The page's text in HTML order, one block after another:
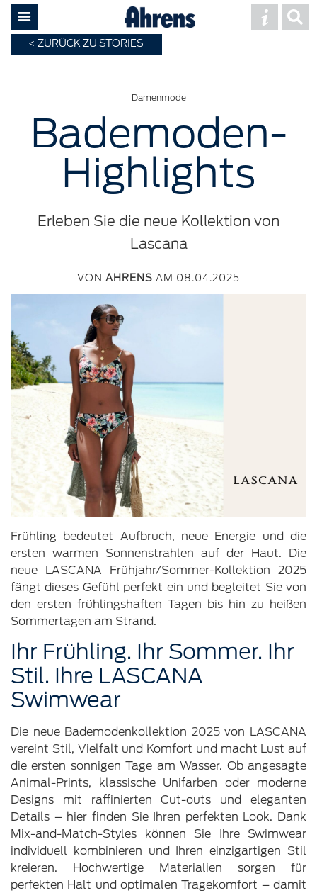
ZURÜCK ZU STORIES
Damenmode
Bademoden-
Highlights
Erleben Sie die neue Kollektion von
Lascana
VONAHRENS AM 08.04.2025
Frühling bedeutet Aufbruch, neue Energie und die
ersten warmen Sonnenstrahlen auf der Haut. Die
neue LASCANA Frühjahr/Sommer-Kollektion 2025
fängt dieses Gefühl perfekt ein und begleitet Sie von
den ersten frühlingshaften Tagen bis hin zu heißen
Sommertagen am Strand.
Ihr Frühling. Ihr Sommer. Ihr
Stil. Ihre LASCANA
Swimwear
Die neue Bademodenkollektion 2025 von LASCANA
vereint Stil, Vielfalt und Komfort und macht Lust auf
die ersten sonnigen Tage am Wasser. Ob angesagte
Animal-Prints, klassische Unifarben oder moderne
Designs mit raffinierten Cut-outs und eleganten
Details – hier finden Sie Ihren perfekten Look. Dank
Mix-and-Match-Styles können Sie Ihre Swimwear
individuell kombinieren und Ihren einzigartigen Stil
kreieren. Hochwertige Materialien sorgen für
perfekten Halt und optimalen Tragekomfort – damit